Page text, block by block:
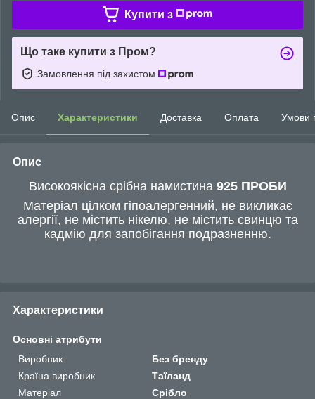
Купити з
Що таке купити з Пром?
Замовлення під захистом
Опис Характеристики Доставка Оплата Умови
Опис
Високоякісна срібна намистина 925 ПРОБИ
Матеріал цілком гіпоалергенний, не викликає
алергії, не містить нікелю, не містить свинцю та
кадмію для запобігання подразненню.
Характеристики
Основні атрибути
Виробник
Без бренду
Країна виробник
Таїланд
Матеріал
Срібло